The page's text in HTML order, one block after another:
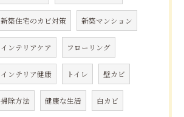
新築住宅のカビ対策 新築マンション
インテリアケア フローリング
インテリア健康 トイレ 壁カビ
掃除方法 健康な生活 白カビ